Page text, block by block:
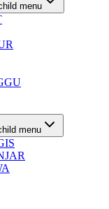
menu
menu